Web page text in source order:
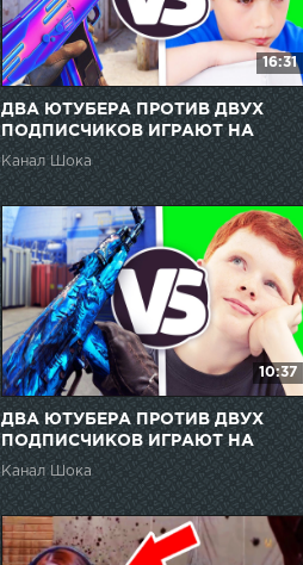
16:31
ДВА ЮТУБЕРА ПРОТИВ ДВУХ
ПОДПИСЧИКОВ ИГРАЮТ НА
НОЖИ В CS:GO // ДАРЮ
ПОДПИСЧИКАМ СКИНЫ ЗА
ПОБЕДУ
Канал Шока
10:37
ДВА ЮТУБЕРА ПРОТИВ ДВУХ
ПОДПИСЧИКОВ ИГРАЮТ НА
НОЖИ В CS:GO // ДАРЮ
ПОДПИСЧИКАМ СКИНЫ ЗА
ПОБЕДУ
Канал Шока